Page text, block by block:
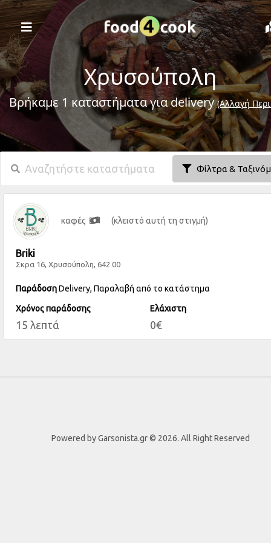
Χρυσούπολη
Βρήκαμε 1 καταστήματα για delivery(Αλλαγή
Φίλτρα &
καφές (κλειστό αυτή τη στιγμή)
Briki
Σκρα 16, Χρυσούπολη, 642 00
ΠαράδοσηDelivery, Παραλαβή από το κατάστημα
Χρόνος παράδοσης
15 λεπτά
Ελάχιστη
0€
Powered by Garsonista.gr © 2026. All Right Reserved